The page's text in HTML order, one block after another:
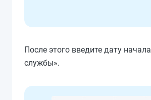
После этого введите дату
службы».